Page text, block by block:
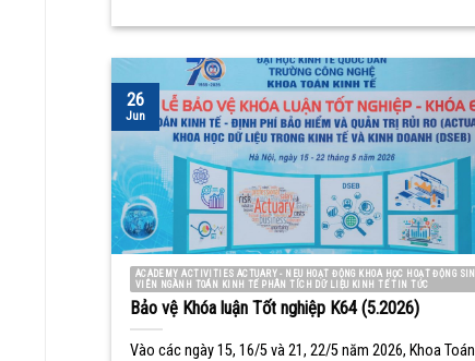
ACADEMY ACTIVITIES ACTUARY - NEU HOẠT ĐỘNG KHOA HỌC HOẠT ĐỘNG
VIÊN NGÀNH TOÁN KINH TẾ PHÂN TÍCH DỮ LIỆU KINH TẾ TIN TỨC
Bảo vệ Khóa luận Tốt nghiệp K64 (5.2026)
Vào các ngày 15, 16/5 và 21, 22/5 năm 2026, Khoa Toán
26
Jun